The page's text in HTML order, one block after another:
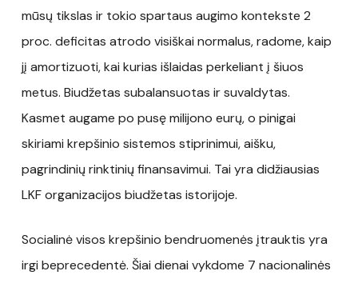
mūsų tikslas ir tokio spartaus augimo kontekste 2
proc. deficitas atrodo visiškai normalus, radome, kaip
jį amortizuoti, kai kurias išlaidas perkeliant į šiuos
metus. Biudžetas subalansuotas ir suvaldytas.
Kasmet augame po pusę milijono eurų, o pinigai
skiriami krepšinio sistemos stiprinimui, aišku,
pagrindinių rinktinių finansavimui. Tai yra didžiausias
LKF organizacijos biudžetas istorijoje.
Socialinė visos krepšinio bendruomenės įtrauktis yra
irgi beprecedentė. Šiai dienai vykdome 7 nacionalinės